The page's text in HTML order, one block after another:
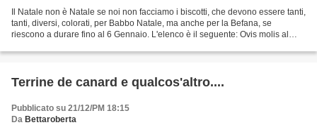
Il Natale non è Natale se noi non facciamo i biscotti, che devono essere tanti,
tanti, diversi, colorati, per Babbo Natale, ma anche per la Befana, se
riescono a durare fino al 6 Gennaio. L'elenco è il seguente: Ovis molis al
Terrine de canard e qualcos'altro....
Pubblicato su 21/12/PM 18:15
Da Bettaroberta